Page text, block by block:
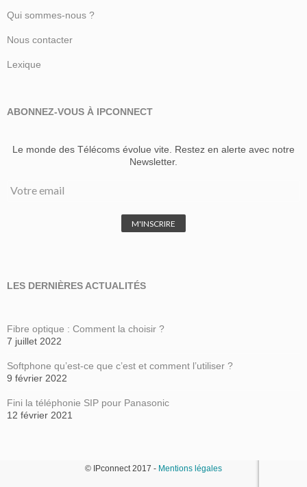
Qui sommes-nous ?
Nous contacter
Lexique
ABONNEZ-VOUS À IPCONNECT
Le monde des Télécoms évolue vite. Restez en alerte avec notre
Newsletter.
LES DERNIÈRES ACTUALITÉS
Fibre optique : Comment la choisir ?
7 juillet 2022
Softphone qu’est-ce que c’est et comment l’utiliser ?
9 février 2022
Fini la téléphonie SIP pour Panasonic
12 février 2021
© IPconnect 2017 - Mentions légales